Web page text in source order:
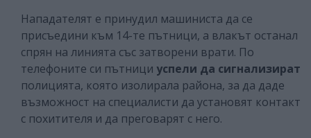
Нападателят е принудил машиниста да се
присъедини към 14-те пътници, а влакът останал
спрян на линията със затворени врати. По
телефоните си пътници успели да сигнализират
полицията, която изолирала района, за да даде
възможност на специалисти да установят контакт
с похитителя и да преговарят с него.